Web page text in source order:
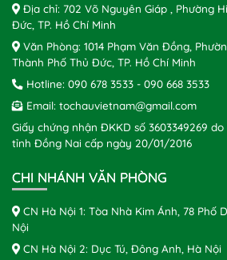
Địa chỉ: 702 Võ Nguyên Giáp , Phường
Đức, TP. Hồ Chí Minh
Văn Phòng: 1014 Phạm Văn Đồng,
Thành Phố Thủ Đức, TP. Hồ Chí Minh
Hotline: 090 678 3533 - 090 668 3533
Email: tochauvietnam@gmail.com
Giấy chứng nhận ĐKKD số 3603349269
tỉnh Đồng Nai cấp ngày 20/01/2016
CHI NHÁNH VĂN PHÒNG
CN Hà Nội 1: Tòa Nhà Kim Ánh, 78 Phố
Nội
CN Hà Nội 2: Dục Tú, Đông Anh, Hà Nội